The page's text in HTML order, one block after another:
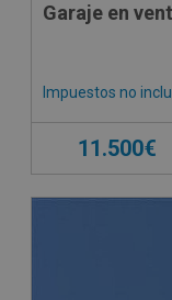
Garaje en
Impuestos no
11.500€